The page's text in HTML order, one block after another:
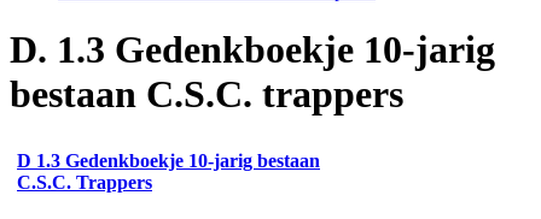
D. 1.3 Gedenkboekje 10-jarig
bestaan C.S.C. trappers
D 1.3 Gedenkboekje 10-jarig bestaan
C.S.C. Trappers